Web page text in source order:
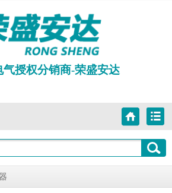
气授权分销商-荣盛安达